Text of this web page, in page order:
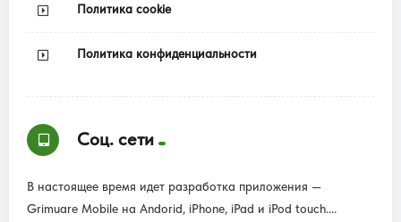
Политика cookie
Политика конфиденциальности
Соц. сети
В настоящее время идет разработка приложения —
Grimuare Mobile на Andorid, iPhone, iPad и iPod touch....